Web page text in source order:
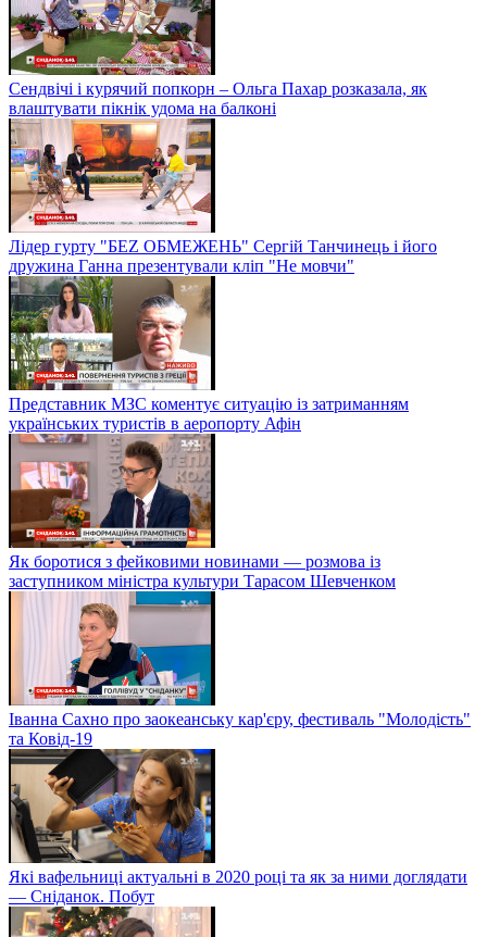
Сендвічі і курячий попкорн – Ольга Пахар розказала, як
влаштувати пікнік удома на балконі
Лідер гурту "БЕZ ОБМЕЖЕНЬ" Сергій Танчинець і його
дружина Ганна презентували кліп "Не мовчи"
Представник МЗС коментує ситуацію із затриманням
українських туристів в аеропорту Афін
Як боротися з фейковими новинами — розмова із
заступником міністра культури Тарасом Шевченком
Іванна Сахно про заокеанську кар'єру, фестиваль "Молодість"
та Ковід-19
Які вафельниці актуальні в 2020 році та як за ними доглядати
— Сніданок. Побут